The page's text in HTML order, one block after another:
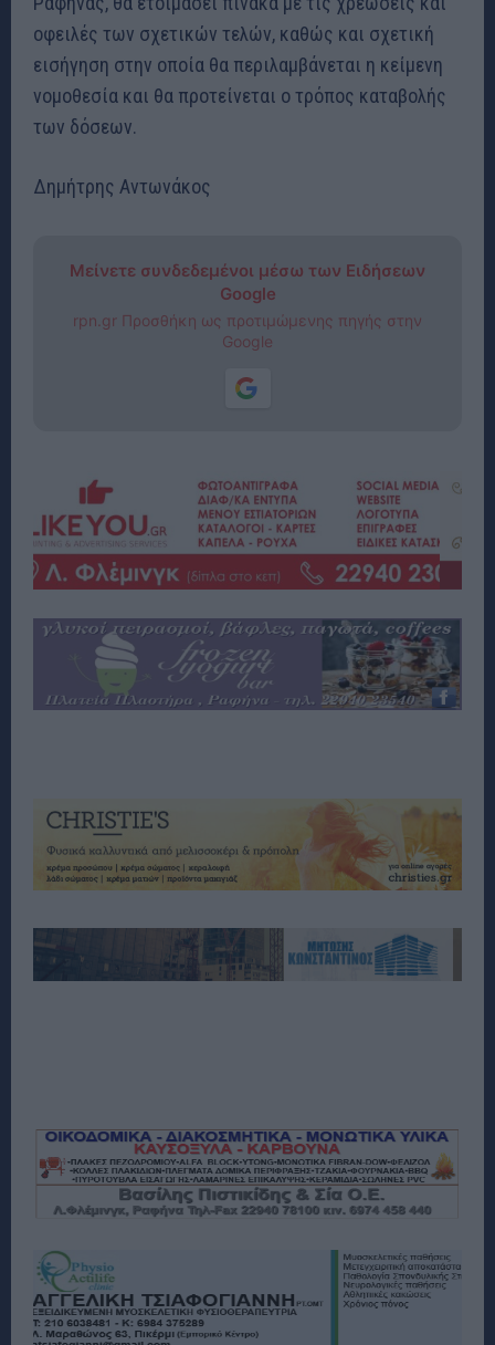
οφειλές των σχετικών τελών, καθώς και σχετική
εισήγηση στην οποία θα περιλαμβάνεται η κείμενη
νομοθεσία και θα προτείνεται ο τρόπος καταβολής
των δόσεων.
Δημήτρης Αντωνάκος
Μείνετε συνδεδεμένοι μέσω των Ειδήσεων
Google
rpn.gr Προσθήκη ως προτιμώμενης πηγής στην
Google